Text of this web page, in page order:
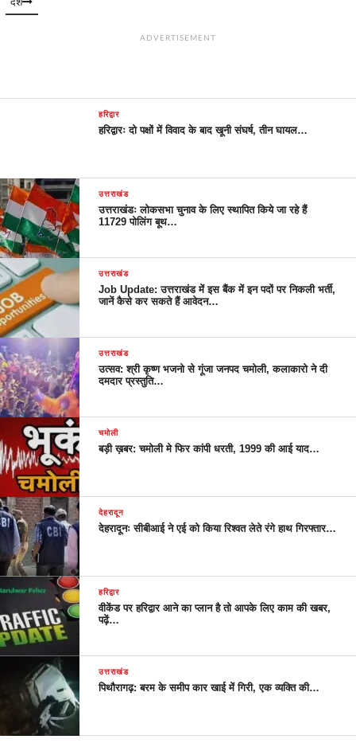
देश
ADVERTISEMENT
हरिद्वार
हरिद्वारः दो पक्षों में विवाद के बाद खूनी संघर्ष, तीन घायल…
उत्तराखंड
उत्तराखंडः लोकसभा चुनाव के लिए स्थापित किये जा रहे हैं
11729 पोलिंग बूथ…
उत्तराखंड
Job Update: उत्तराखंड में इस बैंक में इन पदों पर निकली भर्ती,
जानें कैसे कर सकते हैं आवेदन…
उत्तराखंड
उत्सव: श्री कृष्ण भजनो से गूंजा जनपद चमोली, कलाकारो ने दी
दमदार प्रस्तुति…
चमोली
बड़ी ख़बर: चमोली मे फिर कांपी धरती, 1999 की आई याद…
देहरादून
देहरादूनः सीबीआई ने एई को किया रिश्वत लेते रंगे हाथ गिरफ्तार…
हरिद्वार
वीकेंड पर हरिद्वार आने का प्लान है तो आपके लिए काम की खबर,
पढ़ें…
उत्तराखंड
पिथौरागढ़: बरम के समीप कार खाई में गिरी, एक व्यक्ति की…